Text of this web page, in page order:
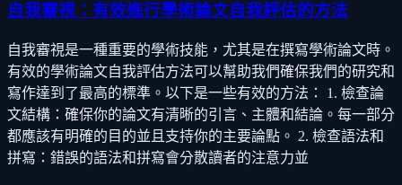
自我審視：有效進行學術論文自我評估的方法
自我審視是一種重要的學術技能，尤其是在撰寫學術論文時。
有效的學術論文自我評估方法可以幫助我們確保我們的研究和
寫作達到了最高的標準。以下是一些有效的方法： 1. 檢查論
文結構：確保你的論文有清晰的引言、主體和結論。每一部分
都應該有明確的目的並且支持你的主要論點。 2. 檢查語法和
拼寫：錯誤的語法和拼寫會分散讀者的注意力並